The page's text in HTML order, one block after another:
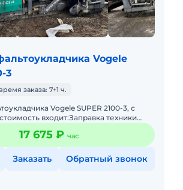
Vogele
3
заказа: 7+1 ч.
Vogele SUPER 2100-3, с
входит:Заправка техники
со всеми необходимыми
граждан17 675 ₽ час
Заказать Обратный звонок